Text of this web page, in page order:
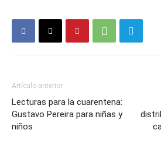
Artículo anterior
Lecturas para la cuarentena:
Gustavo Pereira para niñas y
niños